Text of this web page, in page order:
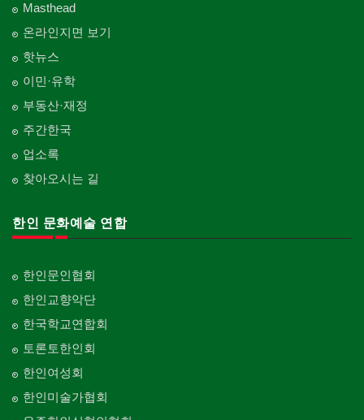
Masthead
온라인지면 보기
핫뉴스
이민·유학
부동산·재정
주간한국
업소록
찾아오시는 길
한인 문화예술 연합
한인문인협회
한인교향악단
한국학교연합회
토론토한인회
한인여성회
한인미술가협회